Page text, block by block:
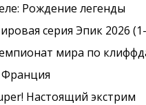
Рождение легенды
серия Эпик 2026
мира по
Франция
Настоящий экстрим